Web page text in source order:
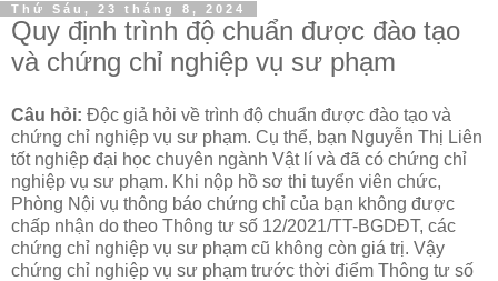
Thứ Sáu, 23 tháng 8, 2024
Quy định trình độ chuẩn được đào tạo
và chứng chỉ nghiệp vụ sư phạm
Câu hỏi: Độc giả hỏi về trình độ chuẩn được đào tạo và
chứng chỉ nghiệp vụ sư phạm. Cụ thể, bạn Nguyễn Thị Liên
tốt nghiệp đại học chuyên ngành Vật lí và đã có chứng chỉ
nghiệp vụ sư phạm. Khi nộp hồ sơ thi tuyển viên chức,
Phòng Nội vụ thông báo chứng chỉ của bạn không được
chấp nhận do theo Thông tư số 12/2021/TT-BGDĐT, các
chứng chỉ nghiệp vụ sư phạm cũ không còn giá trị. Vậy
chứng chỉ nghiệp vụ sư phạm trước thời điểm Thông tư số